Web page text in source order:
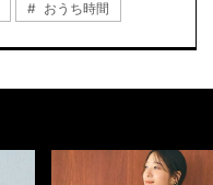
おうち時間